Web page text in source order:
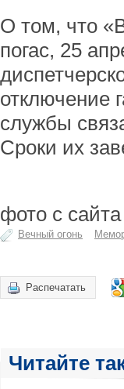
О том, что
погас, 25
отключение
службы
Сроки их
фото с
Вечный огонь
Распечатать
Читайте